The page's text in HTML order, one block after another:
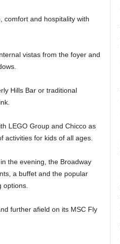
comfort and hospitality with
vistas from the foyer and
Hills Bar or traditional
LEGO Group and Chicco as
activities for kids of all ages.
the evening, the Broadway
a buffet and the popular
options.
further afield on its MSC Fly